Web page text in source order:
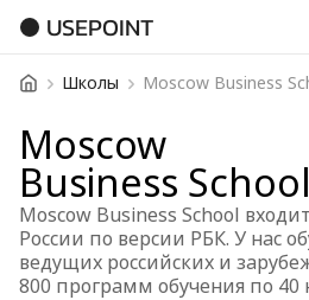
USEPOINT
Школы Moscow Business
Moscow
Business School
Moscow Business School
России по версии РБК. У нас
ведущих российских и
800 программ обучения по 40